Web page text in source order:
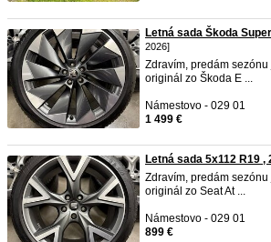
Letná sada Škoda
2026]
Zdravím, predám
originál zo Škoda E ...
Námestovo - 029 01
1 499 €
Letná sada 5x112 R19 ,
Zdravím, predám
originál zo Seat At ...
Námestovo - 029 01
899 €